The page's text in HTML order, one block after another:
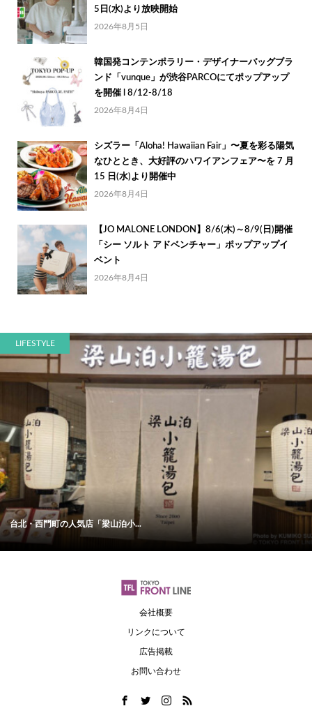
5日(水)より放映開始
2026年8月5日
韓国発コンテンポラリー・デザイナーバッグブラ
ンド「vunque」が渋谷PARCOにてポップアップ
を開催 l 8/12-8/18
2026年8月4日
シズラー「Aloha! Hawaiian Fair」〜夏を彩る陽気
なひととき、大好評のハワイアンフェア〜を 7 月
15 日(水)より開催中
2026年8月4日
【JO MALONE LONDON】8/6(木)～8/9(日)開催
「シー ソルト アドベンチャー」ポップアップイ
ベント
2026年8月4日
LIFESTYLE
台北・西門町の人気店「梁山泊小...
会社概要
リンクについて
広告掲載
お問い合わせ